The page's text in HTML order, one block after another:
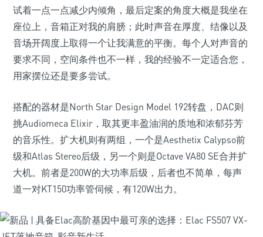
试着一点一点减少内倾角，最后定案的角度大概是我坐在
座位上，音箱正对我的肩膀；此时声音在厚度、结像以及
音场开阔度上取得一个让我满意的平衡。每个人对声音的
要求不同，空间条件也不一样，我的经验不一定适合您，
用家摆位还是要多尝试。
搭配的器材是North Star Design Model 192转盘，DAC则
挑Audiomeca Elixir，取其更丰盈油润的质地和浓郁芬芳
的音乐性。扩大机则有两组，一个是Aesthetix Calypso前
级和Atlas Stereo后级，另一个则是Octave VA80 SE合并扩
大机。前者是200W的大功率后级，后者也不简单，每声
道一对KT150功率管伺候，有120W出力。